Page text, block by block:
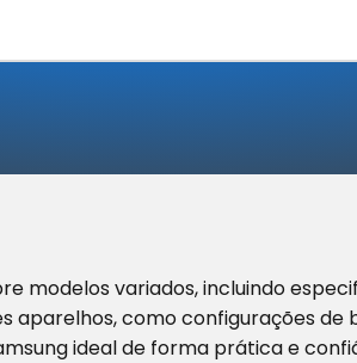
modelos variados, incluindo
aparelhos, como configurações de
ideal de forma prática e